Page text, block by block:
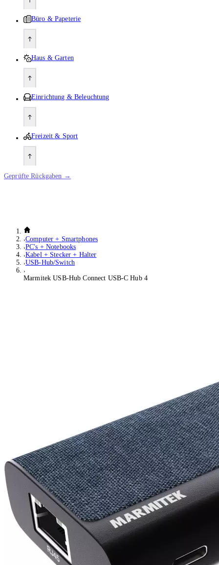
Büro & Papeterie
Haus & Garten
Einrichtung & Beleuchtung
Freizeit & Sport
Geprüfte Rückgaben →
Computer + Smartphones
PC's + Notebooks
Kabel + Stecker + Halter
USB-Hub/Switch
Marmitek USB-Hub Connect USB-C Hub 4